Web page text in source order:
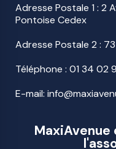
Adresse Postale 1 : 2
Pontoise Cedex
Adresse Postale 2 :
Téléphone : 01 34 02
E-mail: